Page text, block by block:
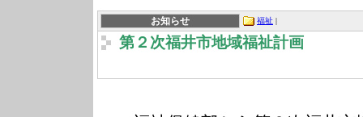
お知らせ 福祉 |
第２次福井市地域福祉計画